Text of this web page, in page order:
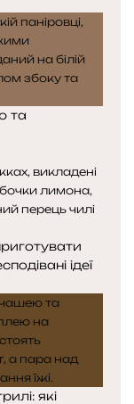
та
ідеї
які